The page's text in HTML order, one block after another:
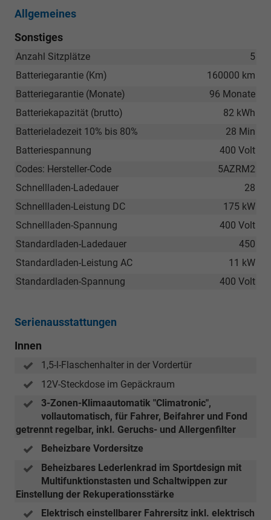
Allgemeines
Sonstiges
5
Anzahl Sitzplätze
160000 km
Batteriegarantie (Km)
96 Monate
Batteriegarantie (Monate)
82 kWh
Batteriekapazität (brutto)
28 Min
Batterieladezeit 10% bis 80%
400 Volt
Batteriespannung
5AZRM2
Codes: Hersteller-Code
28
Schnellladen-Ladedauer
175 kW
Schnellladen-Leistung DC
400 Volt
Schnellladen-Spannung
450
Standardladen-Ladedauer
11 kW
Standardladen-Leistung AC
400 Volt
Standardladen-Spannung
Serienausstattungen
Innen
1,5-l-Flaschenhalter in der Vordertür
12V-Steckdose im Gepäckraum
3-Zonen-Klimaautomatik "Climatronic",
vollautomatisch, für Fahrer, Beifahrer und Fond
getrennt regelbar, inkl. Geruchs- und Allergenfilter
Beheizbare Vordersitze
Beheizbares Lederlenkrad im Sportdesign mit
Multifunktionstasten und Schaltwippen zur
Einstellung der Rekuperationsstärke
Elektrisch einstellbarer Fahrersitz inkl. elektrisch